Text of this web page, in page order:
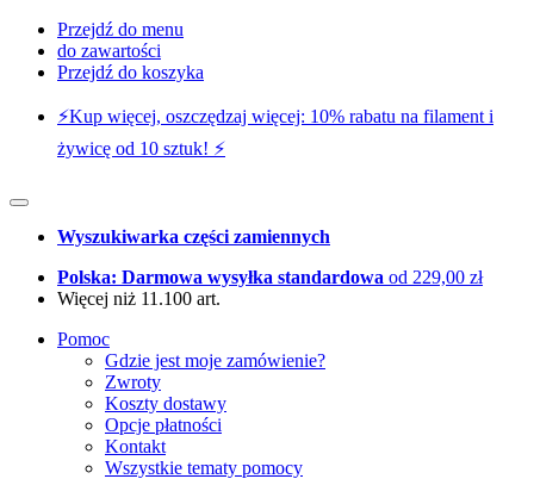
Przejdź do menu
do zawartości
Przejdź do koszyka
⚡️Kup więcej, oszczędzaj więcej: 10% rabatu na filament i
żywicę od 10 sztuk! ⚡️
Wyszukiwarka części zamiennych
Polska: Darmowa wysyłka standardowa od 229,00 zł
Więcej niż 11.100 art.
Pomoc
Gdzie jest moje zamówienie?
Zwroty
Koszty dostawy
Opcje płatności
Kontakt
Wszystkie tematy pomocy